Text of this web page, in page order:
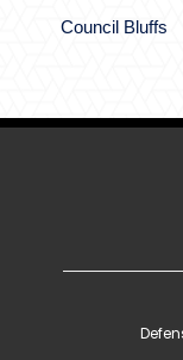
Council Bluffs